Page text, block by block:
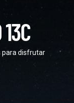
para disfrutar